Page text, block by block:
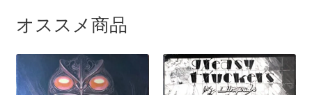
オススメ商品